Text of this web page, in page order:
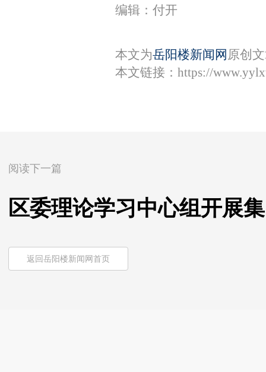
编辑：付开
本文为岳阳楼新闻网 原创
本文链接： https://
阅读下一篇
区委理论学习中心组开展
返回岳阳楼新闻网首页